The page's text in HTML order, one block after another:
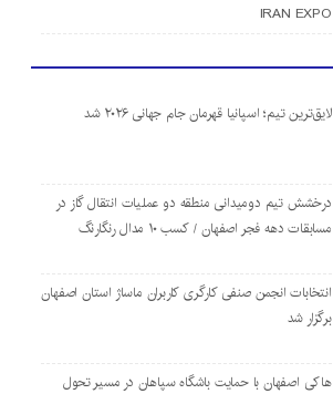
IRAN EXPO
لایق‌ترین تیم؛ اسپانیا قهرمان جام جهانی ۲۰۲۶ شد
درخشش تیم دومیدانی منطقه دو عملیات انتقال گاز در
مسابقات دهه فجر اصفهان / کسب ۱۰ مدال رنگارنگ
انتخابات انجمن صنفی کارگری کاربران ماساژ استان اصفهان
برگزار شد
هاکی اصفهان با حمایت باشگاه سپاهان در مسیر تحول